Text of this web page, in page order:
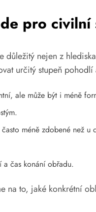
pro civilní
nejen z
určitý stupeň
ale může být i méně
méně zdobené než u
čas konání obřadu.
na to, jaké konkrétní